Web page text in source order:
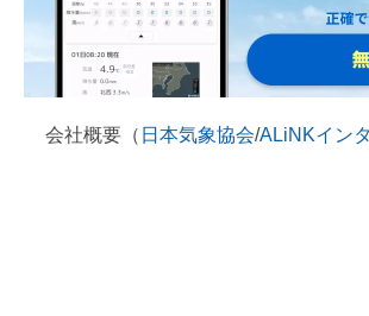
会社概要（ 日本気象協会/ALiNKイン